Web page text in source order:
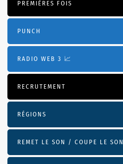
PREMIÈRES FOIS
PUNCH
RADIO WEB 3 📈
RECRUTEMENT
RÉGIONS
REMET LE SON / COUPE LE SON